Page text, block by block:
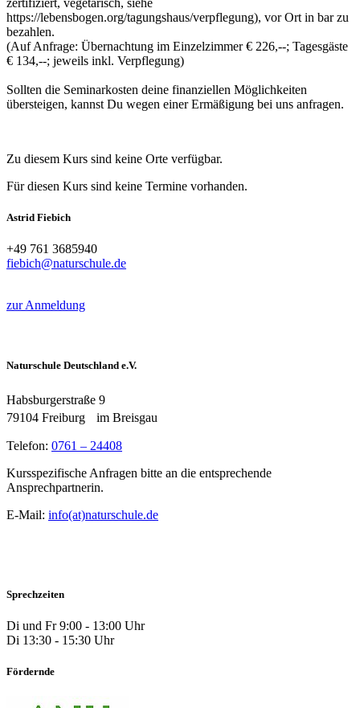
https://lebensbogen.org/tagungshaus/verpflegung), vor Ort in bar zu
bezahlen.
(Auf Anfrage: Übernachtung im Einzelzimmer € 226,--; Tagesgäste
€ 134,--; jeweils inkl. Verpflegung)
Sollten die Seminarkosten deine finanziellen Möglichkeiten
übersteigen, kannst Du wegen einer Ermäßigung bei uns anfragen.
Zu diesem Kurs sind keine Orte verfügbar.
Für diesen Kurs sind keine Termine vorhanden.
Astrid Fiebich
+49 761 3685940
fiebich@naturschule.de
zur Anmeldung
Naturschule Deutschland e.V.
Habsburgerstraße 9
79104 Freiburg im Breisgau
Telefon: 0761 – 24408
Kursspezifische Anfragen bitte an die entsprechende
Ansprechpartnerin.
E-Mail: info(at)naturschule.de
Sprechzeiten
Di und Fr 9:00 - 13:00 Uhr
Di 13:30 - 15:30 Uhr
Fördernde